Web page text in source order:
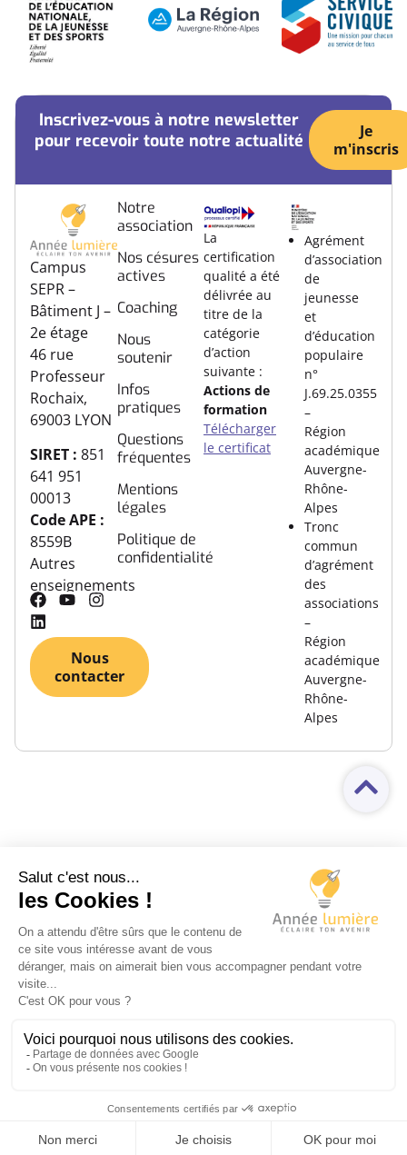
Inscrivez-vous à notre newsletter
pour recevoir toute notre actualité
Je
m'inscris
Campus
SEPR –
Bâtiment J –
2e étage
46 rue
Professeur
Rochaix,
69003 LYON
SIRET : 851
641 951
00013
Code APE :
8559B
Autres
enseignements
Nous
contacter
Notre
association
Nos césures
actives
Coaching
Nous
soutenir
Infos
pratiques
Questions
fréquentes
Mentions
légales
Politique de
confidentialité
La
certification
qualité a été
délivrée au
titre de la
catégorie
d’action
suivante :
Actions de
formation
Télécharger
le certificat
Agrément
d’association
de
jeunesse
et
d’éducation
populaire
n°
J.69.25.0355
–
Région
académique
Auvergne-
Rhône-
Alpes
Tronc
commun
d’agrément
des
associations
–
Région
académique
Auvergne-
Rhône-
Alpes